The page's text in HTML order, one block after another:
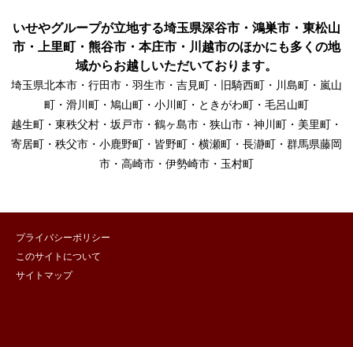
いせやグループが立地する埼玉県深谷市・鴻巣市・東松山
市・上里町・熊谷市・本庄市・川越市のほかにも多くの地
域からお越しいただいております。
埼玉県北本市・行田市・羽生市・吉見町・旧騎西町・川島町・嵐山
町・滑川町・鳩山町・小川町・ときがわ町・毛呂山町
越生町・東秩父村・坂戸市・鶴ヶ島市・狭山市・神川町・美里町・
寄居町・秩父市・小鹿野町・皆野町・横瀬町・長瀞町・群馬県藤岡
市・高崎市・伊勢崎市・玉村町
プライバシーポリシー
このサイトについて
サイトマップ